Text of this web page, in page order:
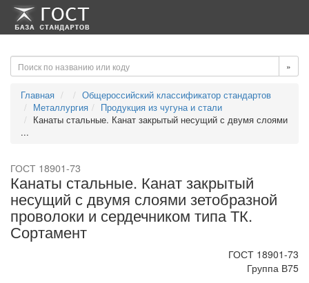
-->-->
»
Главная
Общероссийский классификатор стандартов
Металлургия
Продукция из чугуна и стали
Канаты стальные. Канат закрытый несущий с двумя слоями
...
ГОСТ 18901-73
Канаты стальные. Канат закрытый
несущий с двумя слоями зетобразной
проволоки и сердечником типа ТК.
Сортамент
ГОСТ 18901-73
Группа В75